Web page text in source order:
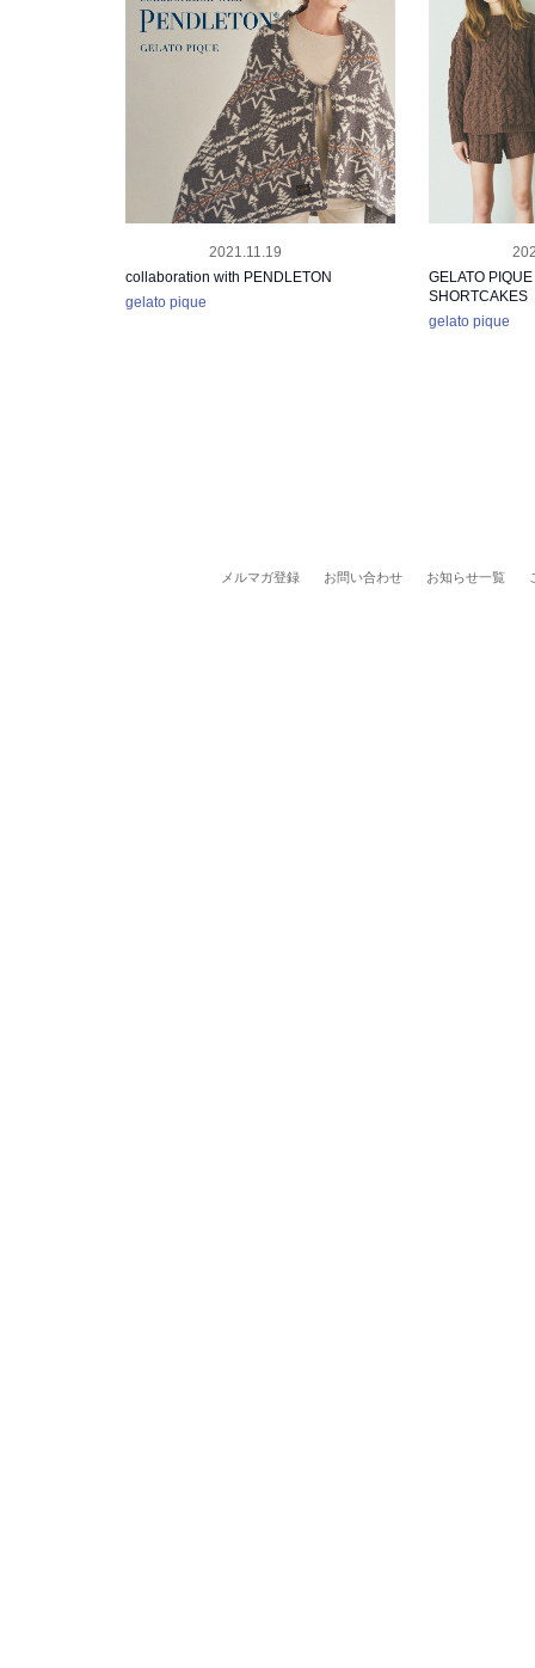
RELEASE
2021.11.19
collaboration with PENDLETON
gelato pique
RELEASE
GELATO
SHORTCAKES
gelato pique
メルマガ登録 お問い合わせ お知らせ一覧